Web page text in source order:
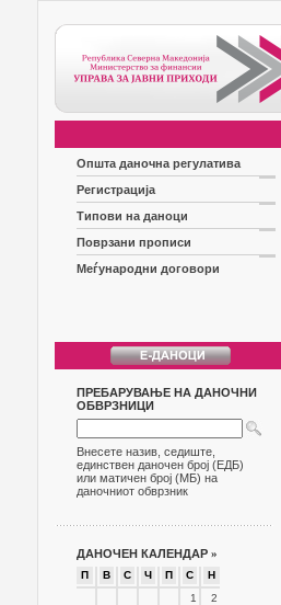
Општа даночна регулатива
Регистрација
Типови на даноци
Поврзани прописи
Меѓународни договори
ПРЕБАРУВАЊЕ НА ДАНОЧНИ
ОБВРЗНИЦИ
Внесете назив, седиште,
единствен даночен број (ЕДБ)
или матичен број (МБ) на
даночниот обврзник
ДАНОЧЕН КАЛЕНДАР »
П В С Ч П С
Н
1
2